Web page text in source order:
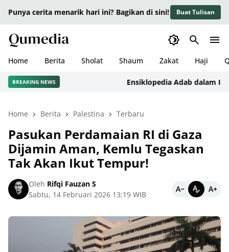
Punya cerita menarik hari ini? Bagikan di sini! Buat Tulisan
Home Berita Sholat Shaum Zakat Haji
BREAKING NEWS Ensiklopedia Adab dalam Islam:
Home Berita Palestina Terbaru
Pasukan Perdamaian RI di Gaza
Dijamin Aman, Kemlu Tegaskan
Tak Akan Ikut Tempur!
Oleh Rifqi Fauzan S
Sabtu, 14 Februari 2026 13:19 WIB